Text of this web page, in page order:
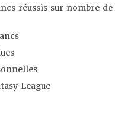
réussis sur nombre de
League